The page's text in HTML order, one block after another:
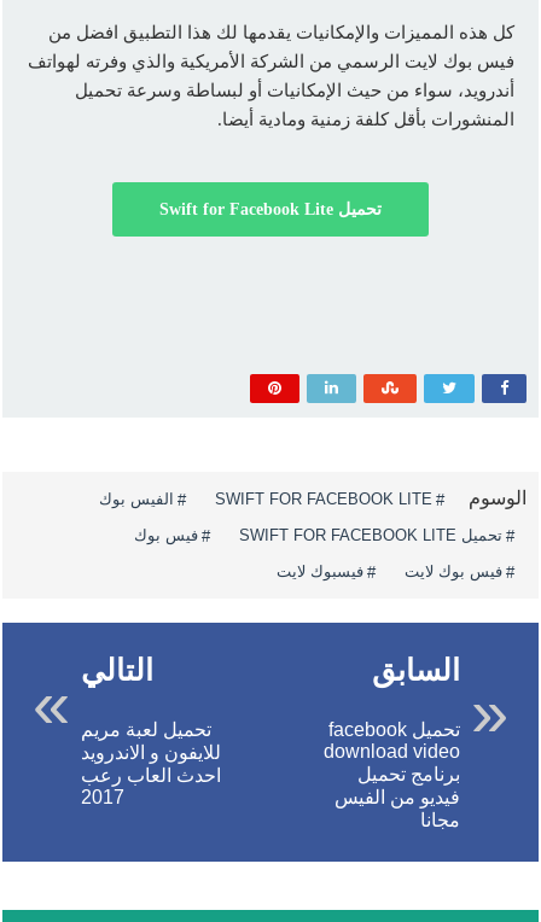
كل هذه المميزات والإمكانيات يقدمها لك هذا التطبيق افضل من
فيس بوك لايت الرسمي من الشركة الأمريكية والذي وفرته لهواتف
أندرويد، سواء من حيث الإمكانيات أو لبساطة وسرعة تحميل
المنشورات بأقل كلفة زمنية ومادية أيضا.
تحميل Swift for Facebook Lite
الوسوم SWIFT FOR FACEBOOK LITE
الفيس بوك
تحميل SWIFT FOR FACEBOOK LITE
فيس بوك
فيس بوك لايت
فيسبوك لايت
السابق
تحميل facebook
download video
برنامج تحميل
فيديو من الفيس
مجانا
التالي
تحميل لعبة مريم
للايفون و الاندرويد
احدث العاب رعب
2017